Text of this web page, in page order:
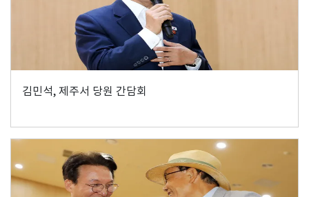
김민석, 제주서 당원 간담회